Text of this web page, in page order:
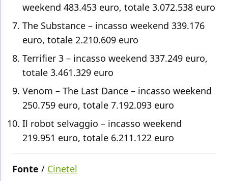
weekend 483.453 euro, totale 3.072.538 euro
The Substance – incasso weekend 339.176
euro, totale 2.210.609 euro
Terrifier 3 – incasso weekend 337.249 euro,
totale 3.461.329 euro
Venom – The Last Dance – incasso weekend
250.759 euro, totale 7.192.093 euro
Il robot selvaggio – incasso weekend
219.951 euro, totale 6.211.122 euro
Fonte / Cinetel